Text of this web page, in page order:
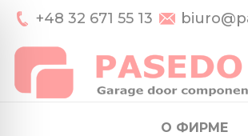
+48 32 671 55 13
О ФИРМЕ